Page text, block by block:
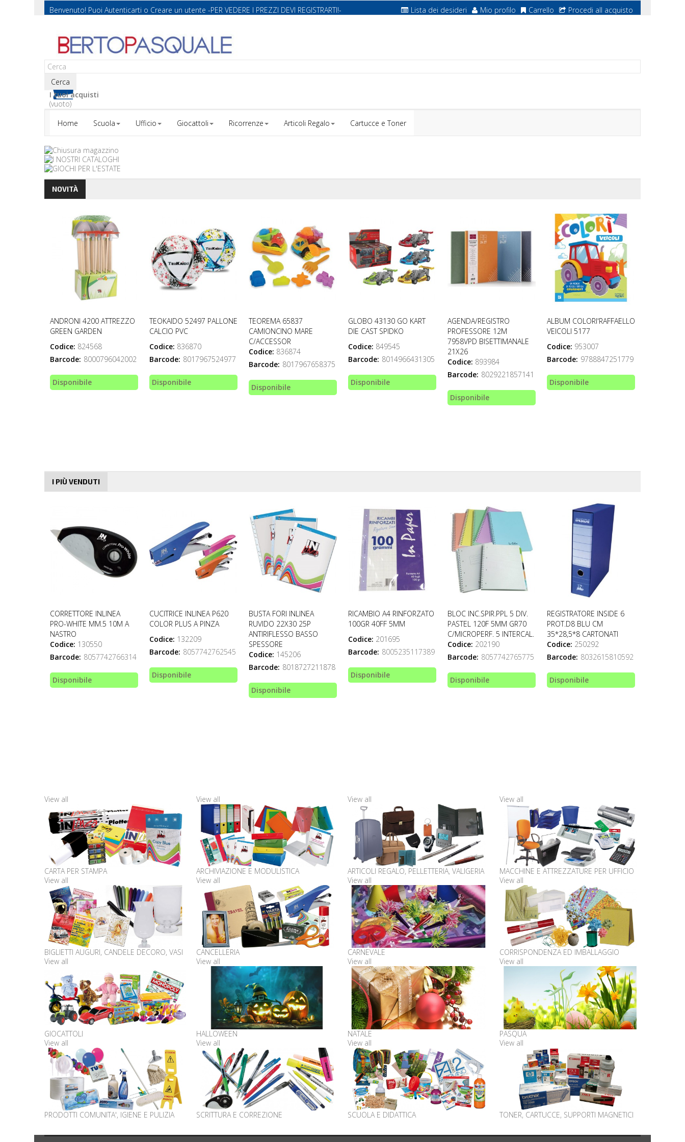
Benvenuto! Puoi Autenticarti o Creare un utente -PER VEDERE I PREZZI DEVI REGISTRARTI!- Lista dei desideri Mio profilo Carrello Procedi all acquisto
Cerca
I tuoi acquisti
(vuoto)
Home
Scuola Ufficio Giocattoli Ricorrenze Articoli Regalo Cartucce e Toner
NOVITÀ
ANDRONI 4200 ATTREZZO
GREEN GARDEN
Codice: 824568
Barcode: 8000796042002
Disponibile
TEOKAIDO 52497 PALLONE
CALCIO PVC
Codice: 836870
Barcode: 8017967524977
Disponibile
TEOREMA 65837
CAMIONCINO MARE
C/ACCESSOR
Codice: 836874
Barcode: 8017967658375
Disponibile
GLOBO 43130 GO KART
DIE CAST SPIDKO
Codice: 849545
Barcode: 8014966431305
Disponibile
AGENDA/REGISTRO
PROFESSORE 12M
7958VPD BISETTIMANALE
21X26
Codice: 893984
Barcode: 8029221857141
Disponibile
ALBUM COLORI'RAFFAELLO
VEICOLI 5177
Codice: 953007
Barcode: 9788847251779
Disponibile
I PIÙ VENDUTI
CORRETTORE INLINEA
PRO-WHITE MM.5 10M A
NASTRO
Codice: 130550
Barcode: 8057742766314
Disponibile
CUCITRICE INLINEA P620
COLOR PLUS A PINZA
Codice: 132209
Barcode: 8057742762545
Disponibile
BUSTA FORI INLINEA
RUVIDO 22X30 25P
ANTIRIFLESSO BASSO
SPESSORE
Codice: 145206
Barcode: 8018727211878
Disponibile
RICAMBIO A4 RINFORZATO
100GR 40FF 5MM
Codice: 201695
Barcode: 8005235117389
Disponibile
BLOC INC.SPIR.PPL 5 DIV.
PASTEL 120F 5MM GR70
C/MICROPERF. 5 INTERCAL.
Codice: 202190
Barcode: 8057742765775
Disponibile
REGISTRATORE INSIDE 6
PROT.D8 BLU CM
35*28,5*8 CARTONATI
Codice: 250292
Barcode: 8032615810592
Disponibile
View all
CARTA PER STAMPA
View all
ARCHIVIAZIONE E MODULISTICA
View all
ARTICOLI REGALO, PELLETTERIA, VALIGERIA
View all
MACCHINE E ATTREZZATURE PER UFFICIO
View all
BIGLIETTI AUGURI, CANDELE DECORO, VASI
View all
CANCELLERIA
View all
CARNEVALE
View all
CORRISPONDENZA ED IMBALLAGGIO
View all
GIOCATTOLI
View all
HALLOWEEN
View all
NATALE
View all
PASQUA
View all
PRODOTTI COMUNITA', IGIENE E PULIZIA
View all
SCRITTURA E CORREZIONE
View all
SCUOLA E DIDATTICA
View all
TONER, CARTUCCE, SUPPORTI MAGNETICI